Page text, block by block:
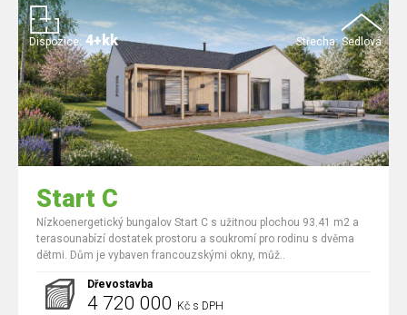
Střecha: Sedlová
Dispozice: 4+kk
Start C
Nízkoenergetický bungalov Start C s užitnou plochou 93.41 m2 a
terasounabízí dostatek prostoru a soukromí pro rodinu s dvěma
dětmi. Dům je vybaven francouzskými okny, můž..
Dřevostavba
4 720 000 Kč s DPH